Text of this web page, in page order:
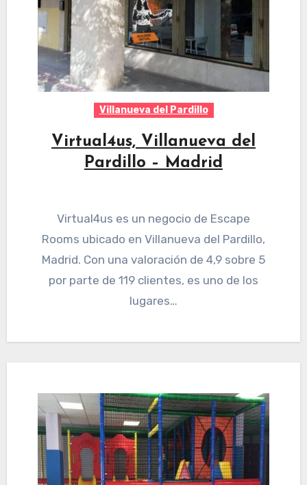
Villanueva del Pardillo
Virtual4us, Villanueva del
Pardillo – Madrid
Virtual4us es un negocio de Escape
Rooms ubicado en Villanueva del Pardillo,
Madrid. Con una valoración de 4,9 sobre 5
por parte de 119 clientes, es uno de los
lugares…